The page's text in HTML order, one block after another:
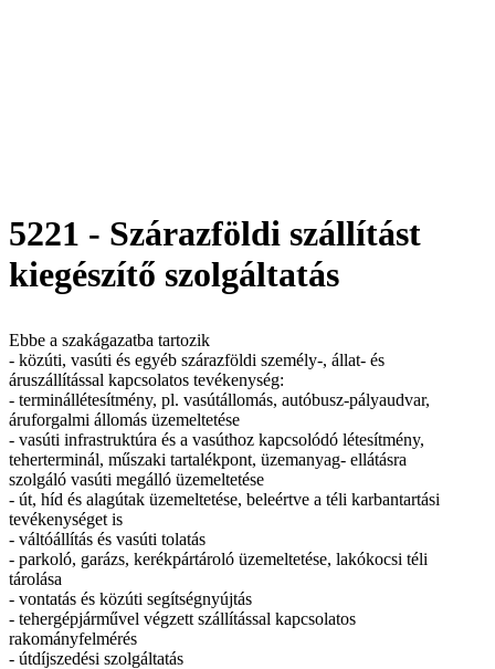
5221 - Szárazföldi szállítást
kiegészítő szolgáltatás
Ebbe a szakágazatba tartozik
- közúti, vasúti és egyéb szárazföldi személy-, állat- és
áruszállítással kapcsolatos tevékenység:
- terminállétesítmény, pl. vasútállomás, autóbusz-pályaudvar,
áruforgalmi állomás üzemeltetése
- vasúti infrastruktúra és a vasúthoz kapcsolódó létesítmény,
teherterminál, műszaki tartalékpont, üzemanyag- ellátásra
szolgáló vasúti megálló üzemeltetése
- út, híd és alagútak üzemeltetése, beleértve a téli karbantartási
tevékenységet is
- váltóállítás és vasúti tolatás
- parkoló, garázs, kerékpártároló üzemeltetése, lakókocsi téli
tárolása
- vontatás és közúti segítségnyújtás
- tehergépjárművel végzett szállítással kapcsolatos
rakományfelmérés
- útdíjszedési szolgáltatás